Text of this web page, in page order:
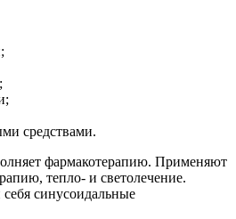
средствами.
фармакотерапию. Применяют
тепло- и светолечение.
синусоидальные